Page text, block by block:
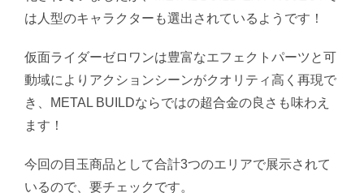
は人型のキャラクターも選出されているようです！
仮面ライダーゼロワンは豊富なエフェクトパーツと可
動域によりアクションシーンがクオリティ高く再現で
き、METAL BUILDならではの超合金の良さも味わえ
ます！
今回の目玉商品として合計3つのエリアで展示されて
いるので、要チェックです。